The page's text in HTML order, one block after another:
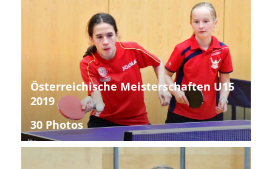
Österreichische Meisterschaften U15
2019
30 Photos